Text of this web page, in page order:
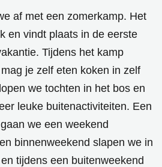
af met een zomerkamp. Het
en vindt plaats in de eerste
Tijdens het kamp
je zelf eten koken in zelf
we tochten in het bos en
leuke buitenactiviteiten. Een
we een weekend
binnenweekend slapen we in
tijdens een buitenweekend